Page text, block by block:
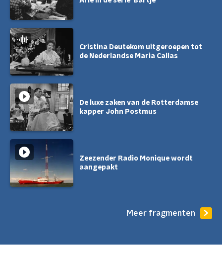
Cristina Deutekom uitgeroepen tot
de Nederlandse Maria Callas
De luxe zaken van de Rotterdamse
kapper John Postmus
Zeezender Radio Monique wordt
aangepakt
Meer fragmenten